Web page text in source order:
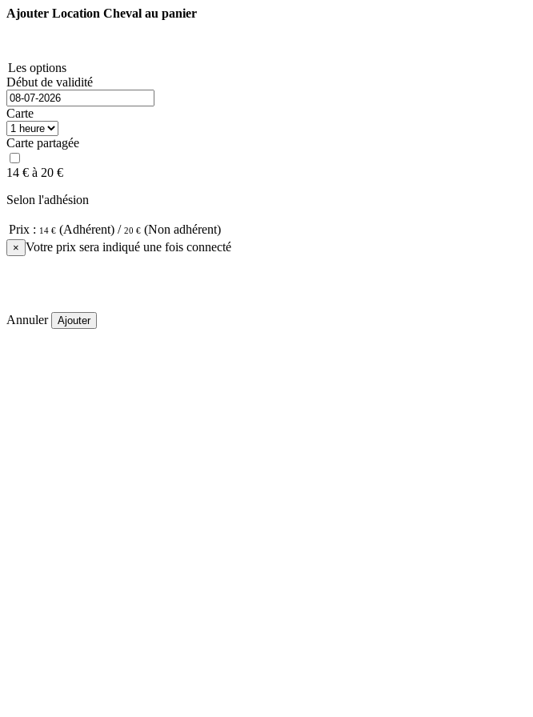
Ajouter Location Cheval au panier
Les options
Début de validité
Carte
Carte partagée
14 € à 20 €
Selon l'adhésion
Prix : 14 € (Adhérent) / 20 € (Non adhérent)
× Votre prix sera indiqué une fois connecté
Annuler